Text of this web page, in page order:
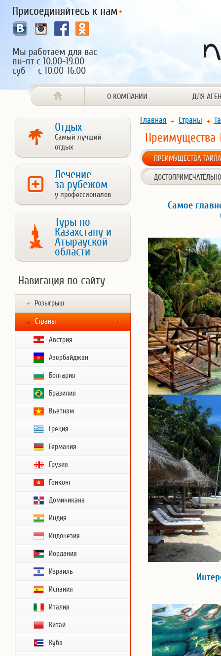
Присоединяйтесь к нам
Мы работаем для вас
пн-пт с 10.00-19.00
суб с 10.00-16.00
О КОМПАНИИ ДЛЯ
Отдых
Самый лучший
отдых
Лечение
за рубежом
у профессионалов
Туры по
Казахстану и
Атырауской
области
Навигация по сайту
Розыгрыш
Страны
Австрия
Азербайджан
Болгария
Бразилия
Вьетнам
Греция
Германия
Грузия
Гонконг
Доминикана
Индия
Индонезия
Иордания
Израиль
Испания
Италия
Китай
Куба
Главная Страны
Преимущества
ПРЕИМУЩЕСТВА
Самое